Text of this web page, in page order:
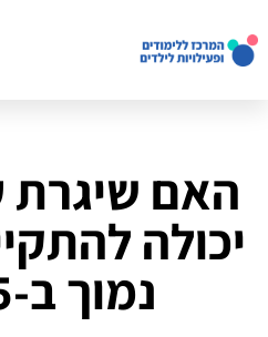
האם שיגרת
יכולה
נמוך ב‑2025?